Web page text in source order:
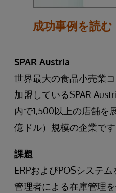
成功事例を読む
SPAR Austria
世界最大の食品小売業
加盟しているSPAR
内で1,500以上の店舗を
億ドル）規模の企業です
課題
ERPおよびPOSシステ
管理者による在庫管理